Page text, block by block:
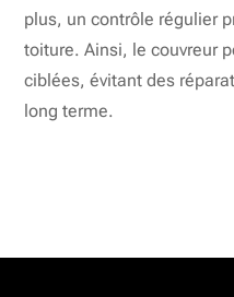
plus, un contrôle régulier
toiture. Ainsi, le couvreur
ciblées, évitant des
long terme.